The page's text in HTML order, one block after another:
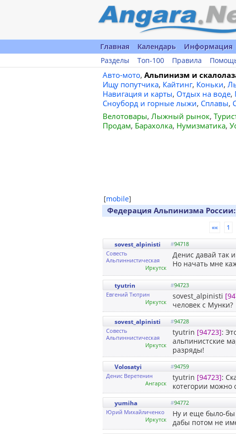
Главная Календарь Информация
Разделы
Топ-100 Правила
Авто-мото, Альпинизм и
Ищу попутчика, Кайтинг, Коньки,
Навигация и карты, Отдых на воде,
Сноуборд и горные лыжи, Сплавы,
Велотовары, Лыжный рынок,
Продам, Барахолка, Нумизматика,
[mobile]
Федерация Альпинизма
«« 1
sovest_alpinisti #94718
Совесть
Альпиннистическая
Иркутск
Денис давай так
Но начать мне
tyutrin #94723
Евгений Тютрин
Иркутск
sovest_alpinisti
человек с Мунки?
sovest_alpinisti #94728
Совесть
Альпиннистическая
Иркутск
tyutrin [94723]:
альпинистские
разряды!
Volosatyi #94759
Денис Веретенин
Ангарск
tyutrin [94723]:
котегории можно
yumiha #94772
Юрий Михайличенко
Иркутск
Ну и еще было-бы
дабы потом не